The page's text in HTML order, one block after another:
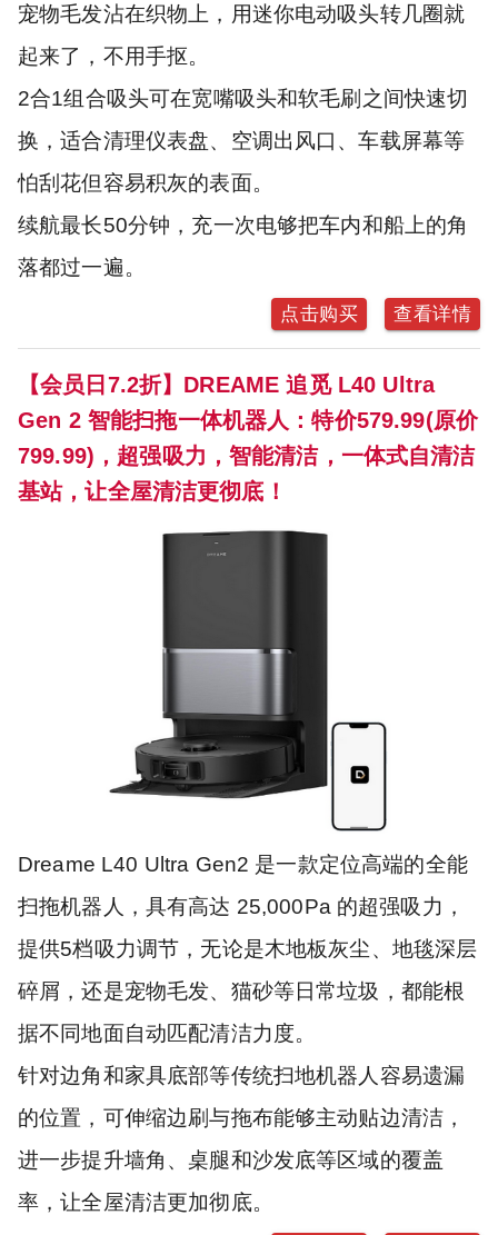
宠物毛发沾在织物上，用迷你电动吸头转几圈就
起来了，不用手抠。
2合1组合吸头可在宽嘴吸头和软毛刷之间快速切
换，适合清理仪表盘、空调出风口、车载屏幕等
怕刮花但容易积灰的表面。
续航最长50分钟，充一次电够把车内和船上的角
落都过一遍。
点击购买 查看详情
【会员日7.2折】DREAME 追觅 L40 Ultra
Gen 2 智能扫拖一体机器人：特价579.99(原价
799.99)，超强吸力，智能清洁，一体式自清洁
基站，让全屋清洁更彻底！
Dreame L40 Ultra Gen2 是一款定位高端的全能
扫拖机器人，具有高达 25,000Pa 的超强吸力，
提供5档吸力调节，无论是木地板灰尘、地毯深层
碎屑，还是宠物毛发、猫砂等日常垃圾，都能根
据不同地面自动匹配清洁力度。
针对边角和家具底部等传统扫地机器人容易遗漏
的位置，可伸缩边刷与拖布能够主动贴边清洁，
进一步提升墙角、桌腿和沙发底等区域的覆盖
率，让全屋清洁更加彻底。